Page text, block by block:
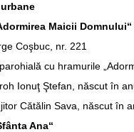
Maicii
Coşbuc, nr. 221
cu hramurile
Ionuţ Ştefan, născut în
Cătălin Sava, născut în
Ana“